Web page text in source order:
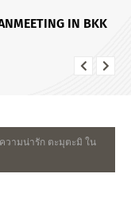
ตุ “ฮลุน โซโล่” เสีย
ย พบทำประกัน
วามน่ารัก ตะมุตะมิ ใน